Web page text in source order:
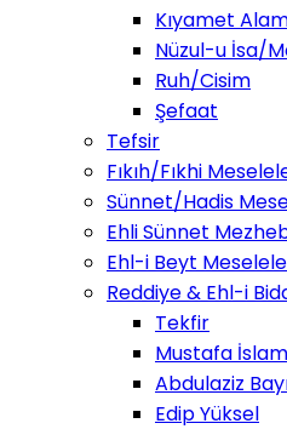
Kıyamet
Nüzul-u İsa/
Ruh/Cisim
Şefaat
Tefsir
Fıkıh/Fıkhi
Sünnet/Hadis
Ehli Sünnet
Ehl-i Beyt
Reddiye & Ehl-i
Tekfir
Mustafa
Abdulaziz
Edip Yüksel